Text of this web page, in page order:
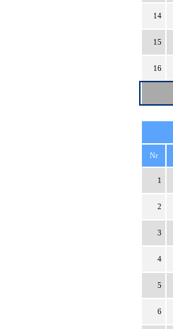
14
15
16
Nr
1
2
3
4
5
6